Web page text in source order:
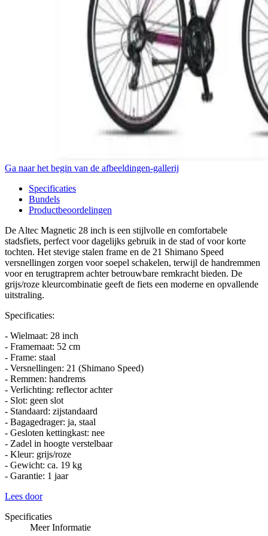
Ga naar het begin van de afbeeldingen-gallerij
Specificaties
Bundels
Productbeoordelingen
De Altec Magnetic 28 inch is een stijlvolle en comfortabele
stadsfiets, perfect voor dagelijks gebruik in de stad of voor korte
tochten. Het stevige stalen frame en de 21 Shimano Speed
versnellingen zorgen voor soepel schakelen, terwijl de handremmen
voor en terugtraprem achter betrouwbare remkracht bieden. De
grijs/roze kleurcombinatie geeft de fiets een moderne en opvallende
uitstraling.
Specificaties:
- Wielmaat: 28 inch
- Framemaat: 52 cm
- Frame: staal
- Versnellingen: 21 (Shimano Speed)
- Remmen: handrems
- Verlichting: reflector achter
- Slot: geen slot
- Standaard: zijstandaard
- Bagagedrager: ja, staal
- Gesloten kettingkast: nee
- Zadel in hoogte verstelbaar
- Kleur: grijs/roze
- Gewicht: ca. 19 kg
- Garantie: 1 jaar
Lees door
Specificaties
Meer Informatie